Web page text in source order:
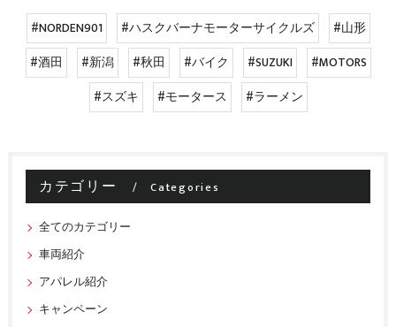
#NORDEN901 #ハスクバーナモーターサイクルズ
#山形
#酒田
#新潟 #秋田 #バイク #SUZUKI
#MOTORS
#スズキ
#モータース #ラーメン
カテゴリー Categories
全てのカテゴリー
車両紹介
アパレル紹介
キャンペーン